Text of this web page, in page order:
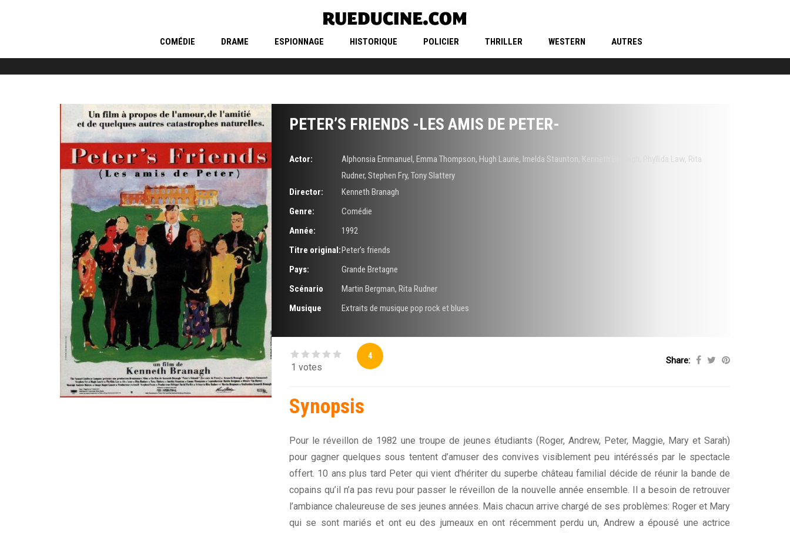
COMÉDIE DRAME ESPIONNAGE HISTORIQUE POLICIER THRILLER WESTERN AUTRES
PETER’S FRIENDS -LES AMIS DE PETER-
Actor: Alphonsia Emmanuel, Emma Thompson, Hugh Laurie, Imelda Staunton, Phyllida Law, Rita
Rudner, Stephen Fry, Tony Slattery
Director:
Kenneth Branagh
Genre:
Comédie
Année:
1992
Titre original:Peter's friends
Pays:
Grande Bretagne
Scénario
Martin Bergman, Rita Rudner
Musique
Extraits de musique pop rock et blues
1 votes
4 Share:
Synopsis
Pour le réveillon de 1982 une troupe de jeunes étudiants (Roger, Andrew, Peter, Maggie, Mary et Sarah)
pour gagner quelques sous tentent d’amuser des convives visiblement peu intéréssés par le spectacle
offert. 10 ans plus tard Peter qui vient d’hériter du superbe château familial décide de réunir la bande de
copains qu’il n’a pas revu pour passer le réveillon de la nouvelle année ensemble. Il a besoin de retrouver
l’ambiance chaleureuse de ses jeunes années. Mais chacun arrive chargé de ses problèmes: Roger et Mary
qui se sont mariés et ont eu des jumeaux en ont récemment perdu un, Andrew a épousé une actrice